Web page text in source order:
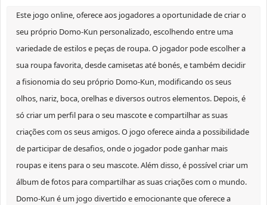
Este jogo online, oferece aos jogadores a oportunidade de criar o
seu próprio Domo-Kun personalizado, escolhendo entre uma
variedade de estilos e peças de roupa. O jogador pode escolher a
sua roupa favorita, desde camisetas até bonés, e também decidir
a fisionomia do seu próprio Domo-Kun, modificando os seus
olhos, nariz, boca, orelhas e diversos outros elementos. Depois, é
só criar um perfil para o seu mascote e compartilhar as suas
criações com os seus amigos. O jogo oferece ainda a possibilidade
de participar de desafios, onde o jogador pode ganhar mais
roupas e itens para o seu mascote. Além disso, é possível criar um
álbum de fotos para compartilhar as suas criações com o mundo.
Domo-Kun é um jogo divertido e emocionante que oferece a